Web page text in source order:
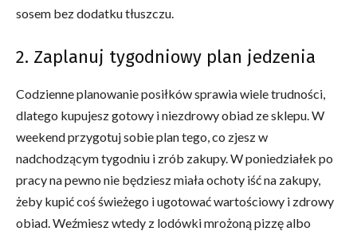
sosem bez dodatku tłuszczu.
2. Zaplanuj tygodniowy plan jedzenia
Codzienne planowanie posiłków sprawia wiele trudności,
dlatego kupujesz gotowy i niezdrowy obiad ze sklepu. W
weekend przygotuj sobie plan tego, co zjesz w
nadchodzącym tygodniu i zrób zakupy. W poniedziałek po
pracy na pewno nie będziesz miała ochoty iść na zakupy,
żeby kupić coś świeżego i ugotować wartościowy i zdrowy
obiad. Weźmiesz wtedy z lodówki mrożoną pizzę albo